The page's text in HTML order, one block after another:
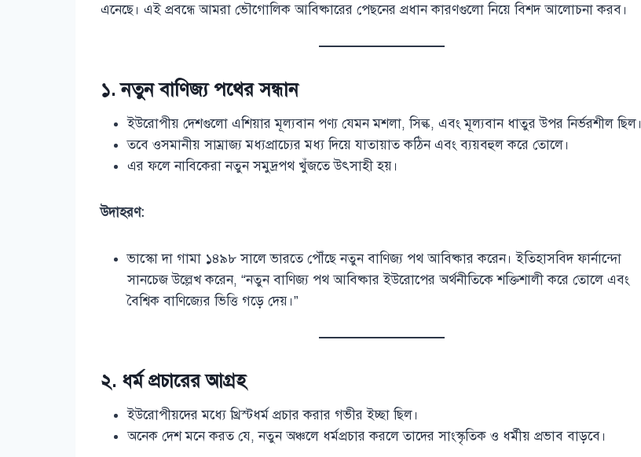
এনেছে। এই প্রবন্ধে আমরা ভৌগোলিক আবিষ্কারের পেছনের প্রধান কারণগুলো নিয়ে বিশদ আলোচনা করব।
১. নতুন বাণিজ্য পথের সন্ধান
ইউরোপীয় দেশগুলো এশিয়ার মূল্যবান পণ্য যেমন মশলা, সিল্ক, এবং মূল্যবান ধাতুর উপর নির্ভরশীল ছিল।
তবে ওসমানীয় সাম্রাজ্য মধ্যপ্রাচ্যের মধ্য দিয়ে যাতায়াত কঠিন এবং ব্যয়বহুল করে তোলে।
এর ফলে নাবিকেরা নতুন সমুদ্রপথ খুঁজতে উৎসাহী হয়।
উদাহরণ:
ভাস্কো দা গামা ১৪৯৮ সালে ভারতে পৌঁছে নতুন বাণিজ্য পথ আবিষ্কার করেন। ইতিহাসবিদ ফার্নান্দো
সানচেজ উল্লেখ করেন, “নতুন বাণিজ্য পথ আবিষ্কার ইউরোপের অর্থনীতিকে শক্তিশালী করে তোলে এবং
বৈশ্বিক বাণিজ্যের ভিত্তি গড়ে দেয়।”
২. ধর্ম প্রচারের আগ্রহ
ইউরোপীয়দের মধ্যে খ্রিস্টধর্ম প্রচার করার গভীর ইচ্ছা ছিল।
অনেক দেশ মনে করত যে, নতুন অঞ্চলে ধর্মপ্রচার করলে তাদের সাংস্কৃতিক ও ধর্মীয় প্রভাব বাড়বে।